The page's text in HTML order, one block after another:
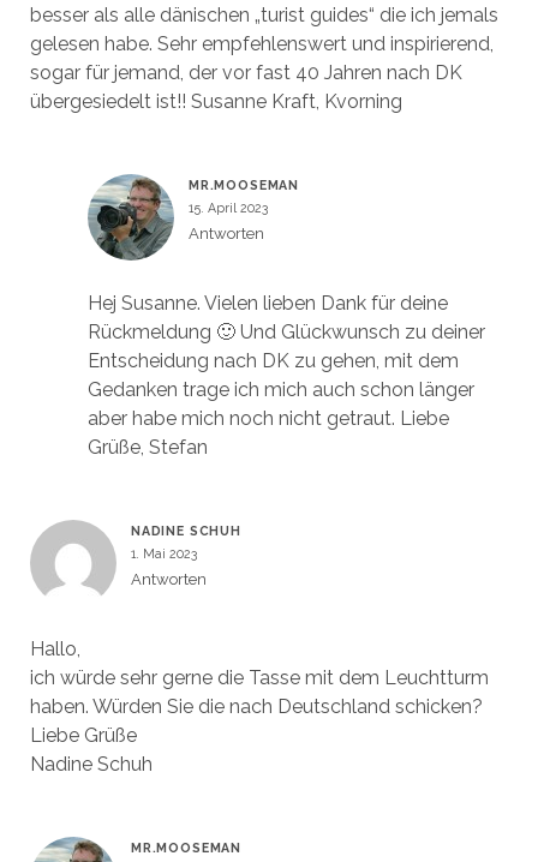
besser als alle dänischen „turist guides“ die ich jemals
gelesen habe. Sehr empfehlenswert und inspirierend,
sogar für jemand, der vor fast 40 Jahren nach DK
übergesiedelt ist!! Susanne Kraft, Kvorning
MR.MOOSEMAN
15. April 2023
Antworten
Hej Susanne. Vielen lieben Dank für deine
Rückmeldung 🙂 Und Glückwunsch zu deiner
Entscheidung nach DK zu gehen, mit dem
Gedanken trage ich mich auch schon länger
aber habe mich noch nicht getraut. Liebe
Grüße, Stefan
NADINE SCHUH
1. Mai 2023
Antworten
Hallo,
ich würde sehr gerne die Tasse mit dem Leuchtturm
haben. Würden Sie die nach Deutschland schicken?
Liebe Grüße
Nadine Schuh
MR.MOOSEMAN